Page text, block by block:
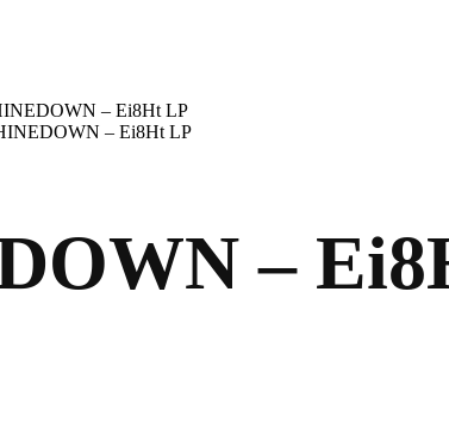
– Ei8Ht LP
– Ei8Ht LP
–